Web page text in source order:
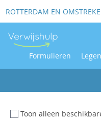
ROTTERDAM EN
Formulieren
Toon alleen